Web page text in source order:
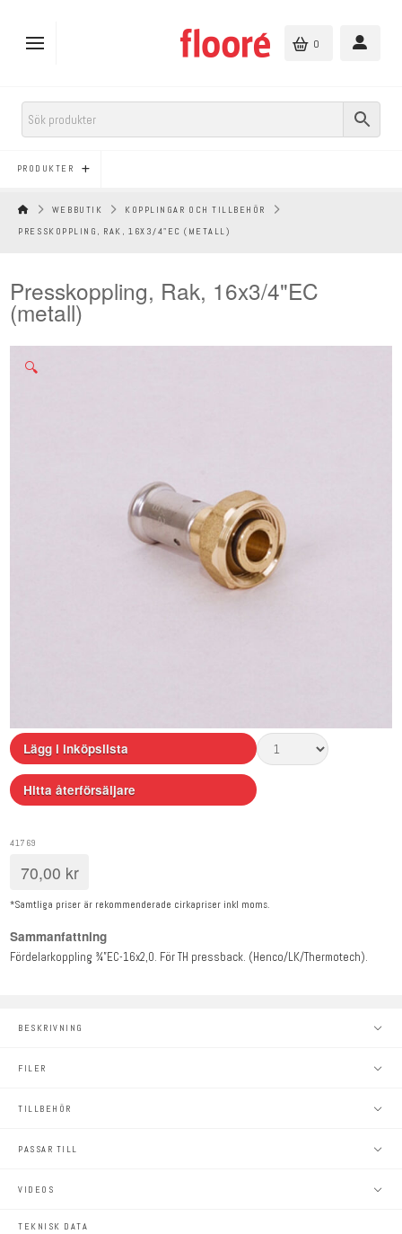
0
PRODUKTER
HEM WEBBUTIK
KOPPLINGAR OCH TILLBEHÖR
PRESSKOPPLING, RAK, 16X3/4"EC (METALL)
🔍
Presskoppling, Rak, 16x3/4"EC
(metall)
41769
70,00 kr
*Samtliga priser är rekommenderade cirkapriser inkl moms.
Lägg i inköpslista
Hitta återförsäljare
Sammanfattning
Fördelarkoppling ¾”EC-16x2,0. För TH pressback. (Henco/LK/Thermotech).
BESKRIVNING
FILER
TILLBEHÖR
PASSAR TILL
VIDEOS
TEKNISK DATA